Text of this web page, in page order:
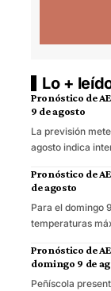
Lo +
Pronóstico de
9 de agosto
La previsión
agosto indica
Pronóstico de
de agosto
Para el domingo
temperaturas
Pronóstico de
domingo 9 de
Peñíscola